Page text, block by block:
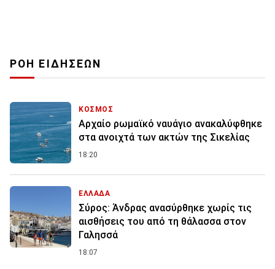
ΡΟΗ ΕΙΔΗΣΕΩΝ
ΚΟΣΜΟΣ
Αρχαίο ρωμαϊκό ναυάγιο ανακαλύφθηκε
στα ανοιχτά των ακτών της Σικελίας
18:20
ΕΛΛΑΔΑ
Σύρος: Άνδρας ανασύρθηκε χωρίς τις
αισθήσεις του από τη θάλασσα στον
Γαλησσά
18:07